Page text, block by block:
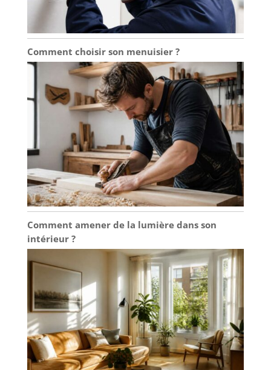
Comment choisir son menuisier ?
Comment amener de la lumière dans son
intérieur ?